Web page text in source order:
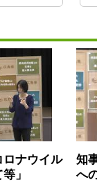
ナウイル
」
知
へ